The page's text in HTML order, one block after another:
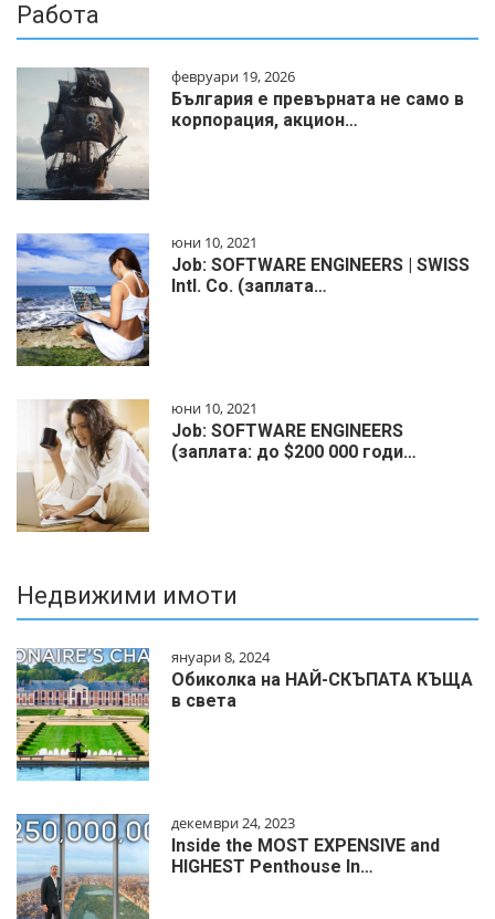
Работа
февруари 19, 2026
България е превърната не само в
корпорация, акцион…
юни 10, 2021
Job: SOFTWARE ENGINEERS | SWISS
Intl. Co. (заплата…
юни 10, 2021
Job: SOFTWARE ENGINEERS
(заплата: до $200 000 годи…
Недвижими имоти
януари 8, 2024
Обиколка на НАЙ-СКЪПАТА КЪЩА
в света
декември 24, 2023
Inside the MOST EXPENSIVE and
HIGHEST Penthouse In…